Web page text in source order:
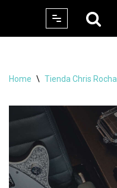
Home \ Tienda Chris Rocha